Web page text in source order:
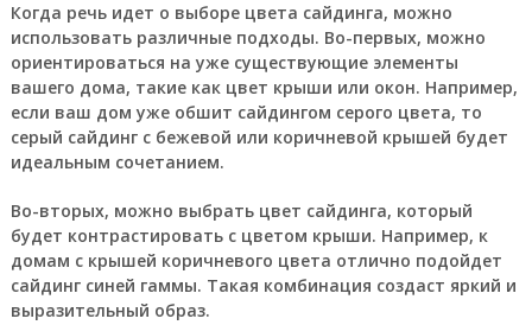
Когда речь идет о выборе цвета сайдинга, можно
использовать различные подходы. Во-первых, можно
ориентироваться на уже существующие элементы
вашего дома, такие как цвет крыши или окон. Например,
если ваш дом уже обшит сайдингом серого цвета, то
серый сайдинг с бежевой или коричневой крышей будет
идеальным сочетанием.
Во-вторых, можно выбрать цвет сайдинга, который
будет контрастировать с цветом крыши. Например, к
домам с крышей коричневого цвета отлично подойдет
сайдинг синей гаммы. Такая комбинация создаст яркий и
выразительный образ.